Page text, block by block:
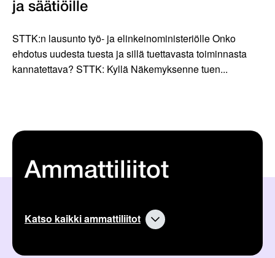
ja säätiöille
STTK:n lausunto työ- ja elinkeinoministeriölle Onko
ehdotus uudesta tuesta ja sillä tuettavasta toiminnasta
kannatettava? STTK: Kyllä Näkemyksenne tuen...
Ammattiliitot
Katso kaikki ammattiliitot